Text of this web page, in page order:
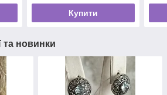
Купити
та новинки